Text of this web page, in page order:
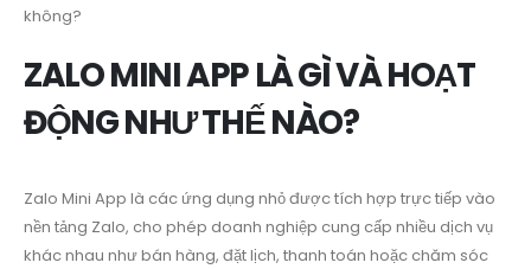
không?
ZALO MINI APP LÀ GÌ VÀ HOẠT
ĐỘNG NHƯ THẾ NÀO?
Zalo Mini App là các ứng dụng nhỏ được tích hợp trực tiếp vào
nền tảng Zalo, cho phép doanh nghiệp cung cấp nhiều dịch vụ
khác nhau như bán hàng, đặt lịch, thanh toán hoặc chăm sóc